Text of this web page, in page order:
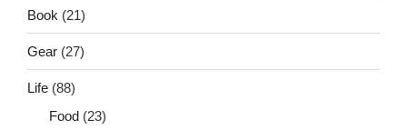
Book (21)
Gear (27)
Life (88)
Food (23)